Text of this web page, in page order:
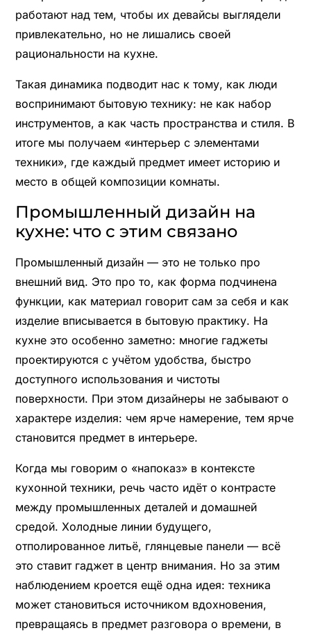
работают над тем, чтобы их девайсы выглядели
привлекательно, но не лишались своей
рациональности на кухне.
Такая динамика подводит нас к тому, как люди
воспринимают бытовую технику: не как набор
инструментов, а как часть пространства и стиля. В
итоге мы получаем «интерьер с элементами
техники», где каждый предмет имеет историю и
место в общей композиции комнаты.
Промышленный дизайн на
кухне: что с этим связано
Промышленный дизайн — это не только про
внешний вид. Это про то, как форма подчинена
функции, как материал говорит сам за себя и как
изделие вписывается в бытовую практику. На
кухне это особенно заметно: многие гаджеты
проектируются с учётом удобства, быстро
доступного использования и чистоты
поверхности. При этом дизайнеры не забывают о
характере изделия: чем ярче намерение, тем ярче
становится предмет в интерьере.
Когда мы говорим о «напоказ» в контексте
кухонной техники, речь часто идёт о контрасте
между промышленных деталей и домашней
средой. Холодные линии будущего,
отполированное литьё, глянцевые панели — всё
это ставит гаджет в центр внимания. Но за этим
наблюдением кроется ещё одна идея: техника
может становиться источником вдохновения,
превращаясь в предмет разговора о времени, в